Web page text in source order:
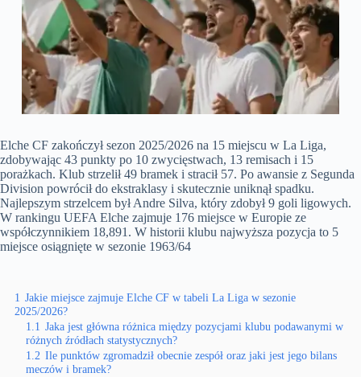
Elche CF zakończył sezon 2025/2026 na 15 miejscu w La Liga,
zdobywając 43 punkty po 10 zwycięstwach, 13 remisach i 15
porażkach. Klub strzelił 49 bramek i stracił 57. Po awansie z Segunda
Division powrócił do ekstraklasy i skutecznie uniknął spadku.
Najlepszym strzelcem był Andre Silva, który zdobył 9 goli ligowych.
W rankingu UEFA Elche zajmuje 176 miejsce w Europie ze
współczynnikiem 18,891. W historii klubu najwyższa pozycja to 5
miejsce osiągnięte w sezonie 1963/64
1 Jakie miejsce zajmuje Elche CF w tabeli La Liga w sezonie
2025/2026?
1.1 Jaka jest główna różnica między pozycjami klubu podawanymi w
różnych źródłach statystycznych?
1.2 Ile punktów zgromadził obecnie zespół oraz jaki jest jego bilans
meczów i bramek?